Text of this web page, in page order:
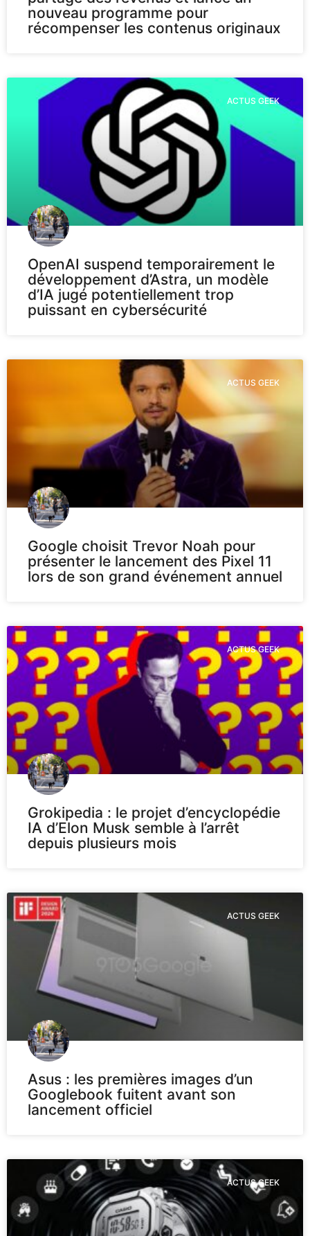
nouveau programme pour
récompenser les contenus originaux
ACTUS GEEK
OpenAI suspend temporairement le
développement d’Astra, un modèle
d’IA jugé potentiellement trop
puissant en cybersécurité
ACTUS GEEK
Google choisit Trevor Noah pour
présenter le lancement des Pixel 11
lors de son grand événement annuel
ACTUS GEEK
Grokipedia : le projet d’encyclopédie
IA d’Elon Musk semble à l’arrêt
depuis plusieurs mois
ACTUS GEEK
Asus : les premières images d’un
Googlebook fuitent avant son
lancement officiel
ACTUS GEEK